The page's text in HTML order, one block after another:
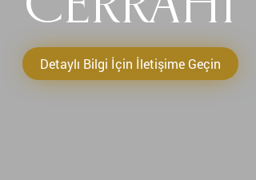
Detaylı Bilgi İçin İletişime Geçin